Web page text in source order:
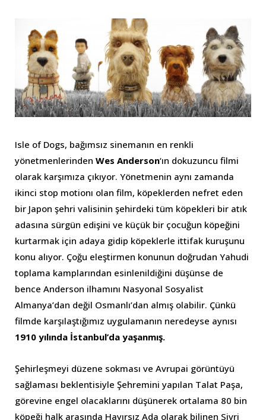
Isle of Dogs, bağımsız sinemanın en renkli
yönetmenlerinden Wes Anderson‘ın dokuzuncu filmi
olarak karşımıza çıkıyor. Yönetmenin aynı zamanda
ikinci stop motionı olan film, köpeklerden nefret eden
bir Japon şehri valisinin şehirdeki tüm köpekleri bir atık
adasına sürgün edişini ve küçük bir çocuğun köpeğini
kurtarmak için adaya gidip köpeklerle ittifak kuruşunu
konu alıyor. Çoğu eleştirmen konunun doğrudan Yahudi
toplama kamplarından esinlenildiğini düşünse de
bence Anderson ilhamını Nasyonal Sosyalist
Almanya’dan değil Osmanlı’dan almış olabilir. Çünkü
filmde karşılaştığımız uygulamanın neredeyse aynısı
1910 yılında İstanbul’da yaşanmış.
Şehirleşmeyi düzene sokması ve Avrupai görüntüyü
sağlaması beklentisiyle Şehremini yapılan Talat Paşa,
görevine engel olacaklarını düşünerek ortalama 80 bin
köpeği halk arasında Hayırsız Ada olarak bilinen Sivri